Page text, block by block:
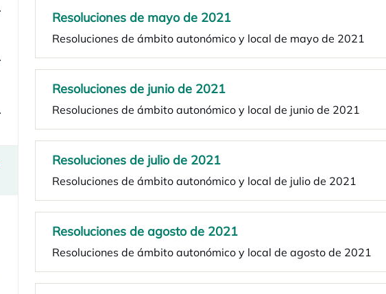
Resoluciones de mayo de 2021
Resoluciones de ámbito autonómico y local de mayo de 2021
Resoluciones de junio de 2021
Resoluciones de ámbito autonómico y local de junio de 2021
Resoluciones de julio de 2021
Resoluciones de ámbito autonómico y local de julio de 2021
Resoluciones de agosto de 2021
Resoluciones de ámbito autonómico y local de agosto de 2021